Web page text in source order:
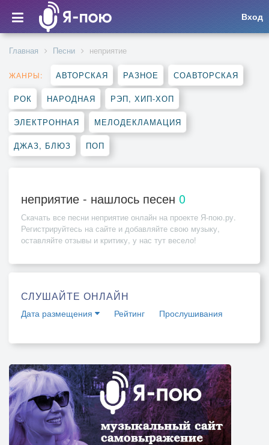
Вход
Главная Песни неприятие
ЖАНРЫ: АВТОРСКАЯ РАЗНОЕ СОАВТОРСКАЯ
РОК НАРОДНАЯ РЭП, ХИП-ХОП
ЭЛЕКТРОННАЯ МЕЛОДЕКЛАМАЦИЯ
ДЖАЗ, БЛЮЗ ПОП
неприятие - нашлось песен 0
Скачать все песни неприятие онлайн на проекте Я-пою.ру.
Регистрируйтесь на сайте и добавляйте свою музыку,
оставляйте отзывы и критику, у нас тут весело!
СЛУШАЙТЕ ОНЛАЙН
Дата размещения Рейтинг Прослушивания